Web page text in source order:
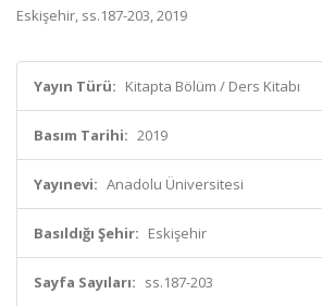
Eskişehir, ss.187-203, 2019
Yayın Türü: Kitapta Bölüm / Ders Kitabı
Basım Tarihi: 2019
Yayınevi: Anadolu Üniversitesi
Basıldığı Şehir: Eskişehir
Sayfa Sayıları: ss.187-203